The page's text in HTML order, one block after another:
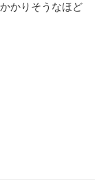
かりそうなほど